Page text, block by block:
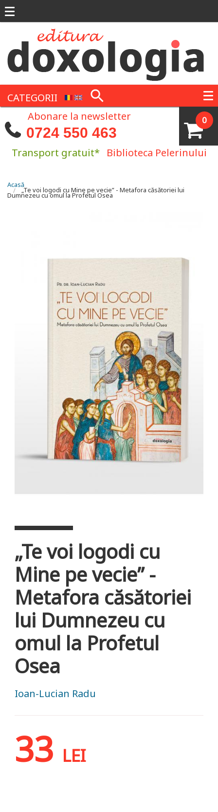
CATEGORII
0
Abonare la newsletter
0724 550 463
Transport gratuit* Biblioteca Pelerinului
Eşti aici
Acasă
„Te voi logodi cu Mine pe vecie” - Metafora căsătoriei lui
Dumnezeu cu omul la Profetul Osea
„Te voi logodi cu
Mine pe vecie” -
Metafora căsătoriei
lui Dumnezeu cu
omul la Profetul
Osea
Ioan-Lucian Radu
33 LEI